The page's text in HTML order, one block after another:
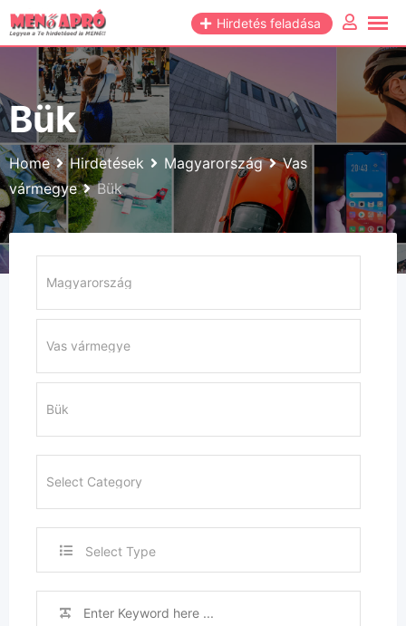
Skip
to
content
Hirdetés feladása
Bük
Home Hirdetések Magyarország
Vas
vármegye
Bük
Select Type